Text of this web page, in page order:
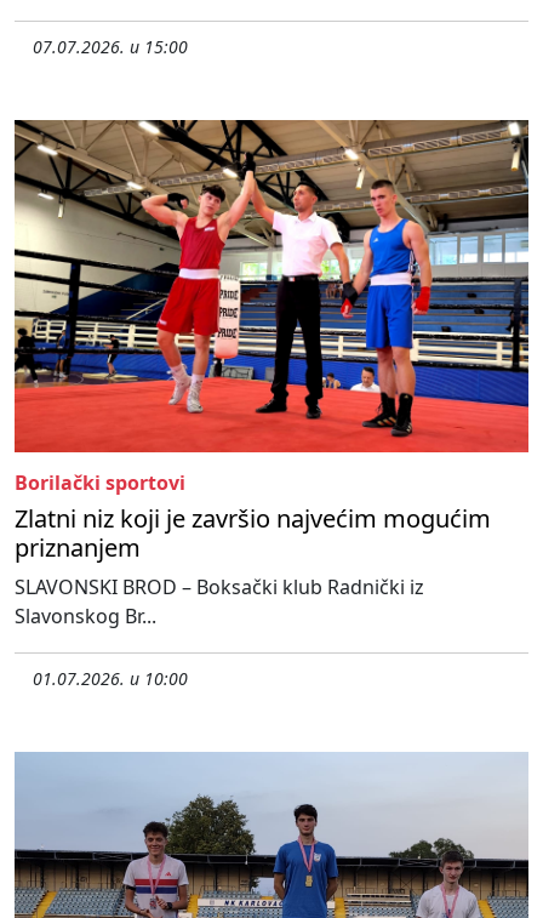
07.07.2026. u 15:00
Borilački sportovi
Zlatni niz koji je završio najvećim mogućim
priznanjem
SLAVONSKI BROD – Boksački klub Radnički iz
Slavonskog Br...
01.07.2026. u 10:00